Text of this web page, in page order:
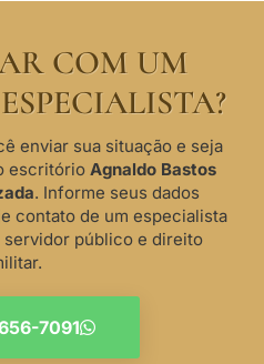
COM UM
enviar sua situação e seja
escritório Agnaldo Bastos
. Informe seus dados
contato de um especialista
público e direito
7091